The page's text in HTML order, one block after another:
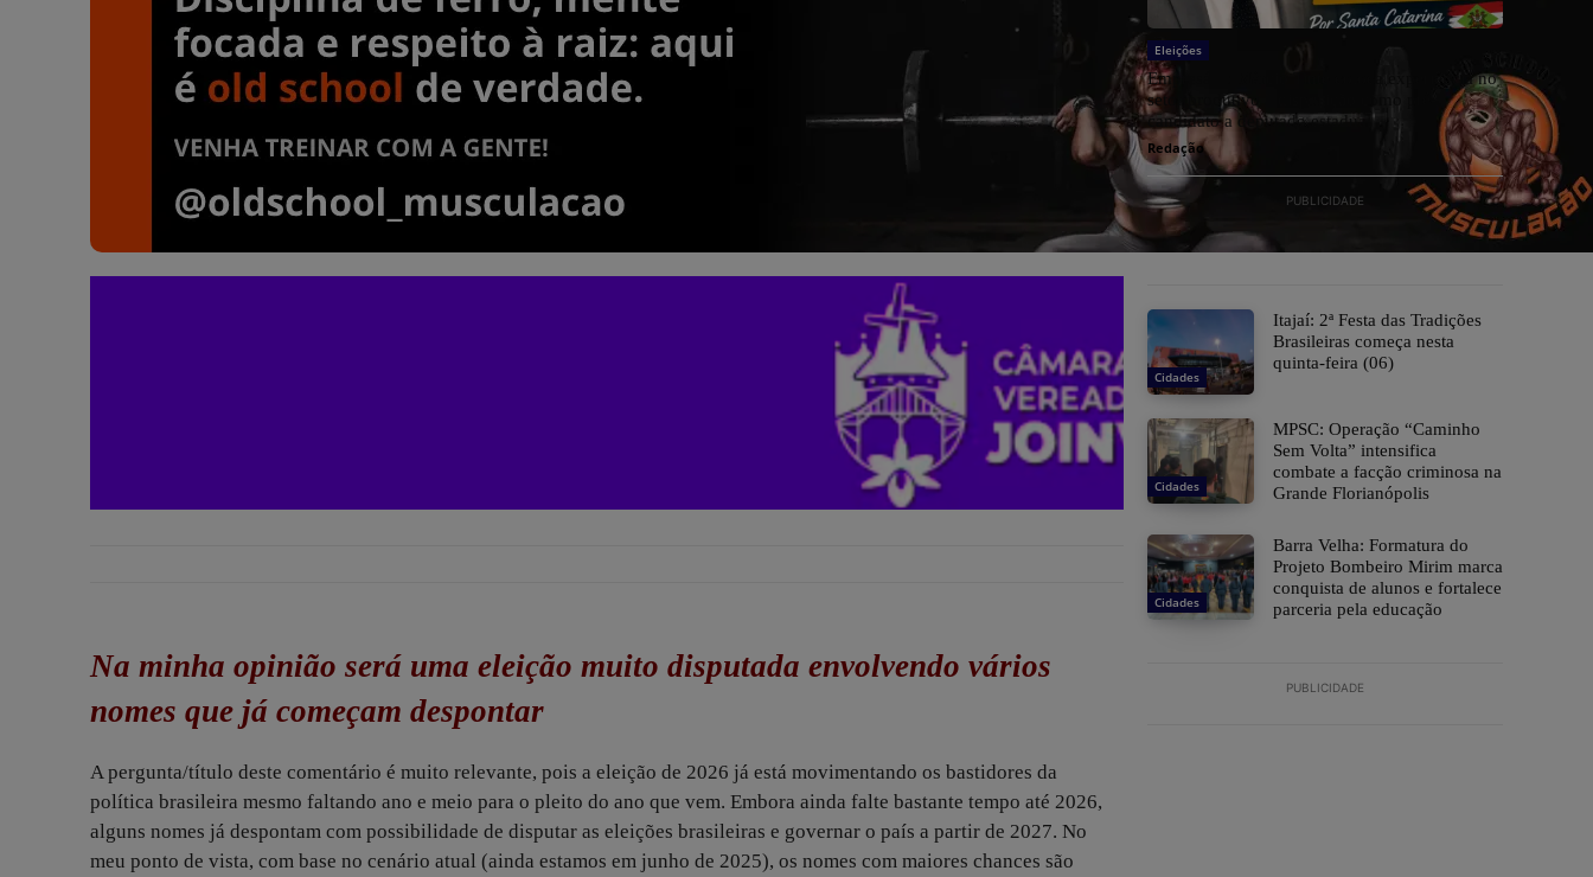
Na minha opinião será uma eleição muito disputada envolvendo vários
nomes que já começam despontar
A pergunta/título deste comentário é muito relevante, pois a eleição de 2026 já está movimentando os bastidores da
política brasileira mesmo faltando ano e meio para o pleito do ano que vem. Embora ainda falte bastante tempo até 2026,
alguns nomes já despontam com possibilidade de disputar as eleições brasileiras e governar o país a partir de 2027. No
meu ponto de vista, com base no cenário atual (ainda estamos em junho de 2025), os nomes com maiores chances são
Eleições
Empresário Márcio Tinte coloca experiência no
setor produtivo à disposição como pré-
candidato a deputado estadual
Redação
PUBLICIDADE
Cidades
​Itajaí: 2ª Festa das Tradições
Brasileiras começa nesta
quinta-feira (06)
Cidades
MPSC: Operação “Caminho
Sem Volta” intensifica
combate a facção criminosa na
Grande Florianópolis
Cidades
Barra Velha: Formatura do
Projeto Bombeiro Mirim marca
conquista de alunos e fortalece
parceria pela educação
PUBLICIDADE